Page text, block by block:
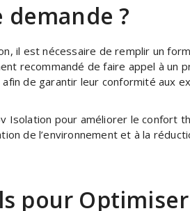
?
il est nécessaire de remplir un
recommandé de faire appel à un
de garantir leur conformité aux
Isolation pour améliorer le confort
de l’environnement et à la
pour